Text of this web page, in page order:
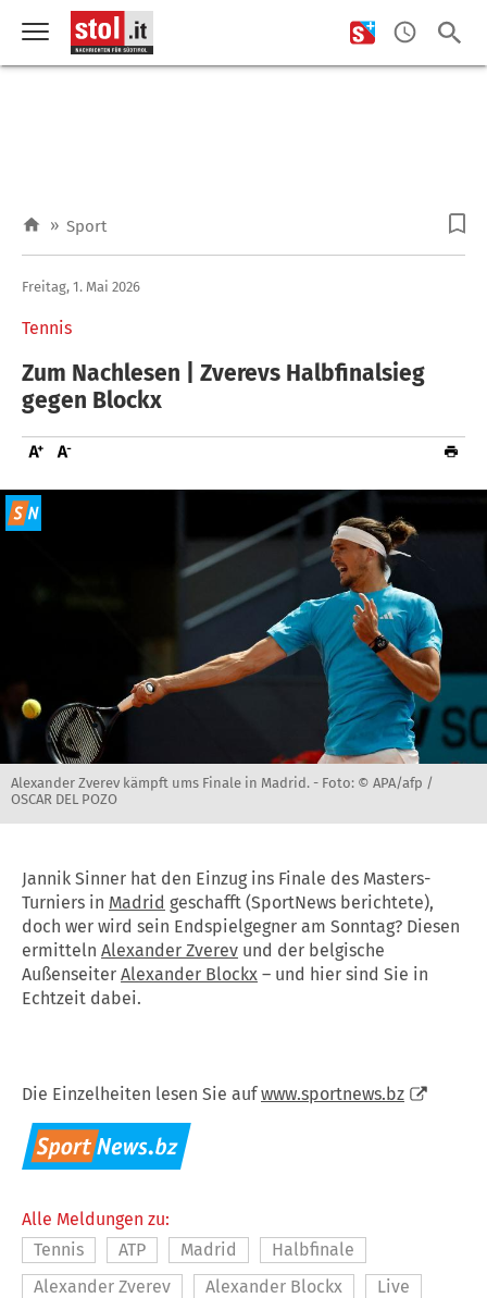
» Sport
Tennis
Freitag, 1. Mai 2026
Zum Nachlesen | Zverevs Halbfinalsieg
gegen Blockx
Alexander Zverev kämpft ums Finale in Madrid. - Foto: © APA/afp /
OSCAR DEL POZO
Jannik Sinner hat den Einzug ins Finale des Masters-
Turniers in Madrid geschafft (SportNews berichtete),
doch wer wird sein Endspielgegner am Sonntag? Diesen
ermitteln Alexander Zverev und der belgische
Außenseiter Alexander Blockx – und hier sind Sie in
Echtzeit dabei.
Die Einzelheiten lesen Sie aufwww.sportnews.bz
Alle Meldungen zu:
Tennis
ATP Madrid
Halbfinale
Alexander Zverev
Alexander Blockx
Live